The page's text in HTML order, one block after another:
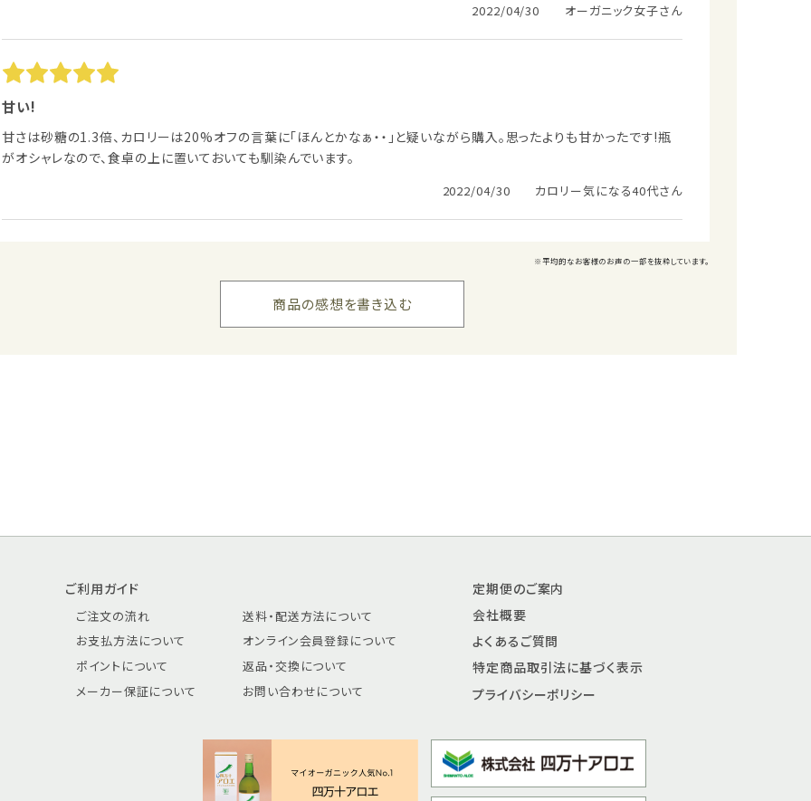
2022/04/30 オーガニック女子さん
甘い!
甘さは砂糖の1.3倍、カロリーは20%オフの言葉に「ほんとかなぁ・・」と疑いながら購入。思ったよりも甘かったです!瓶
がオシャレなので、食卓の上に置いておいても馴染んでいます。
2022/04/30 カロリー気になる40代さん
※平均的なお客様のお声の一部を抜粋しています。
商品の感想を書き込む
ご利用ガイド
ご注文の流れ
送料・配送方法について
お支払方法について
オンライン会員登録について
ポイントについて
返品・交換について
メーカー保証について
お問い合わせについて
定期便のご案内
会社概要
よくあるご質問
特定商品取引法に基づく表示
プライバシーポリシー